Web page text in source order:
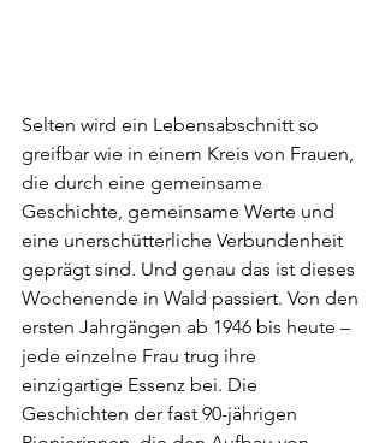
Selten wird ein Lebensabschnitt so
greifbar wie in einem Kreis von Frauen,
die durch eine gemeinsame
Geschichte, gemeinsame Werte und
eine unerschütterliche Verbundenheit
geprägt sind. Und genau das ist dieses
Wochenende in Wald passiert. Von den
ersten Jahrgängen ab 1946 bis heute –
jede einzelne Frau trug ihre
einzigartige Essenz bei. Die
Geschichten der fast 90-jährigen